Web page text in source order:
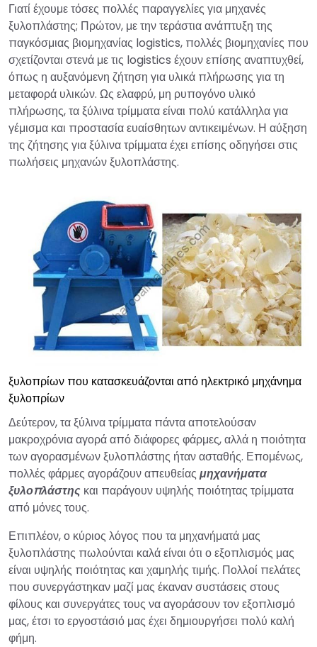
Γιατί έχουμε τόσες πολλές παραγγελίες για μηχανές
ξυλοπλάστης; Πρώτον, με την τεράστια ανάπτυξη της
παγκόσμιας βιομηχανίας logistics, πολλές βιομηχανίες που
σχετίζονται στενά με τις logistics έχουν επίσης αναπτυχθεί,
όπως η αυξανόμενη ζήτηση για υλικά πλήρωσης για τη
μεταφορά υλικών. Ως ελαφρύ, μη ρυπογόνο υλικό
πλήρωσης, τα ξύλινα τρίμματα είναι πολύ κατάλληλα για
γέμισμα και προστασία ευαίσθητων αντικειμένων. Η αύξηση
της ζήτησης για ξύλινα τρίμματα έχει επίσης οδηγήσει στις
πωλήσεις μηχανών ξυλοπλάστης.
ξυλοπρίων που κατασκευάζονται από ηλεκτρικό μηχάνημα
ξυλοπρίων
Δεύτερον, τα ξύλινα τρίμματα πάντα αποτελούσαν
μακροχρόνια αγορά από διάφορες φάρμες, αλλά η ποιότητα
των αγορασμένων ξυλοπλάστης ήταν ασταθής. Επομένως,
πολλές φάρμες αγοράζουν απευθείας μηχανήματα
ξυλοπλάστης και παράγουν υψηλής ποιότητας τρίμματα
από μόνες τους.
Επιπλέον, ο κύριος λόγος που τα μηχανήματά μας
ξυλοπλάστης πωλούνται καλά είναι ότι ο εξοπλισμός μας
είναι υψηλής ποιότητας και χαμηλής τιμής. Πολλοί πελάτες
που συνεργάστηκαν μαζί μας έκαναν συστάσεις στους
φίλους και συνεργάτες τους να αγοράσουν τον εξοπλισμό
μας, έτσι το εργοστάσιό μας έχει δημιουργήσει πολύ καλή
φήμη.